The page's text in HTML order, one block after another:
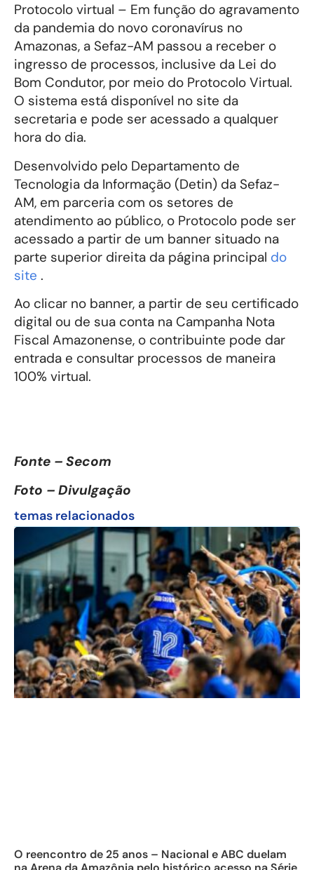
Protocolo virtual – Em função do agravamento
da pandemia do novo coronavírus no
Amazonas, a Sefaz-AM passou a receber o
ingresso de processos, inclusive da Lei do
Bom Condutor, por meio do Protocolo Virtual.
O sistema está disponível no site da
secretaria e pode ser acessado a qualquer
hora do dia.
Desenvolvido pelo Departamento de
Tecnologia da Informação (Detin) da Sefaz-
AM, em parceria com os setores de
atendimento ao público, o Protocolo pode ser
acessado a partir de um banner situado na
parte superior direita da página principal do
site .
Ao clicar no banner, a partir de seu certificado
digital ou de sua conta na Campanha Nota
Fiscal Amazonense, o contribuinte pode dar
entrada e consultar processos de maneira
100% virtual.
Fonte – Secom
Foto – Divulgação
temas relacionados
O reencontro de 25 anos – Nacional e ABC duelam